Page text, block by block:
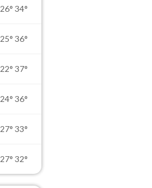
26° 34°
25° 36°
22° 37°
24° 36°
27° 33°
27° 32°